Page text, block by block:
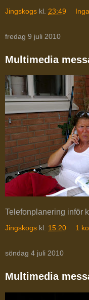
Jingskogs kl. 23:49
fredag 9 juli 2010
Multimedia
Telefonplanering inför
Jingskogs kl. 15:20 1
söndag 4 juli 2010
Multimedia